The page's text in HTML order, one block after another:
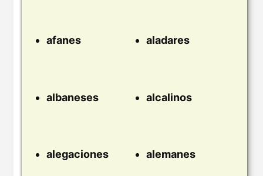
afanes aladares
albaneses alcalinos
alegaciones alemanes